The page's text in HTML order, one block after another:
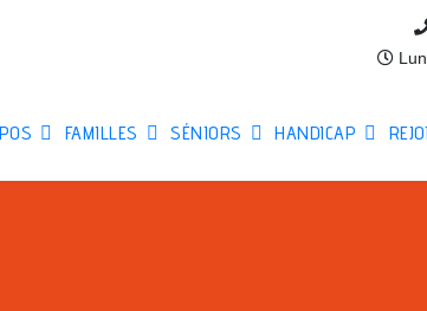
FAMILLES SÉNIORS HANDICAP